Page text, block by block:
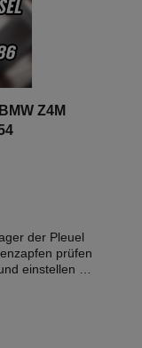
Z4M
der Pleuel
prüfen
einstellen -